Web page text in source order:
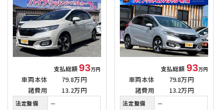
支払総額93万円
車両本体
79.8万円
諸費用
13.2万円
法定整備 －
支払総額 93万円
車両本体
79.8万円
諸費用
13.2万円
法定整備 －